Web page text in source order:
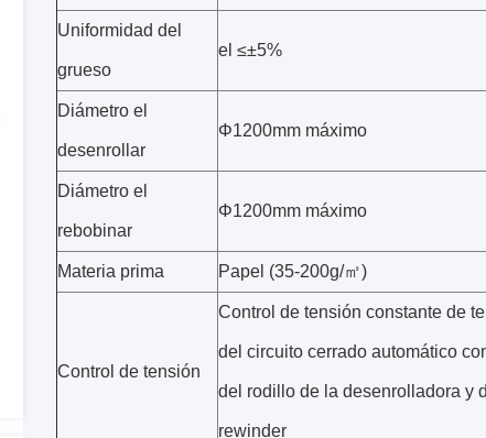
Uniformidad del
grueso
el ≤±5%
Diámetro el
desenrollar
Φ1200mm máximo
Diámetro el
rebobinar
Φ1200mm máximo
Materia prima Papel (35-200g/㎡)
Control de tensión
Control de tensión constante de
del circuito cerrado automático
del rodillo de la desenrolladora y
rewinder